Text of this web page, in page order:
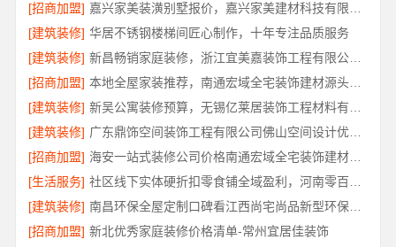
[招商加盟]
[建筑装修] 华居不锈钢楼梯间匠心制作，十年专注品质服务
[建筑装修]
新昌畅销家庭装修，浙江宜美嘉装饰工程有限公司品质保障
[招商加盟]
本地全屋家装推荐，南通宏域全宅装饰建材源头品控保障
[建筑装修]
[建筑装修]
广东鼎饰空间装饰工程有限公司佛山空间设计优惠活动
[招商加盟]
海安一站式装修公司价格南通宏域全宅装饰建材有限公司
[生活服务]
[建筑装修]
南昌环保全屋定制口碑看江西尚宅尚品新型环保材料有限公司
[招商加盟] 新北优秀家庭装修价格清单-常州宜居佳装饰